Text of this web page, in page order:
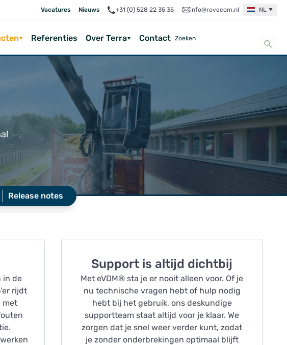
Vacatures Nieuws +31 (0) 528 22 35 35 info@rovecom.nl NL
Referenties Over Terra Contact
Release notes
in de
rijdt
met
Support is altijd dichtbij
Met eVDM® sta je er nooit alleen voor. Of je
nu technische vragen hebt of hulp nodig
hebt bij het gebruik, ons deskundige
supportteam staat altijd voor je klaar. We
zorgen dat je snel weer verder kunt, zodat
je zonder onderbrekingen optimaal blijft